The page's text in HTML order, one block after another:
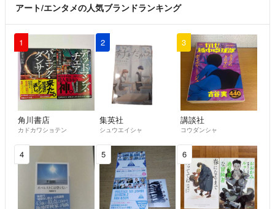
アート/エンタメの人気ブランドランキング
1
角川書店
カドカワショテン
2
集英社
シュウエイシャ
3
講談社
コウダンシャ
4 5 6